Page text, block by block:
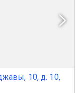
10, д. 10,